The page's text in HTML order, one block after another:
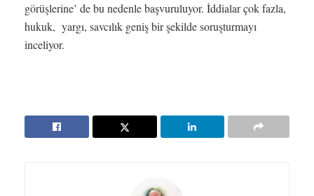
görüşlerine’ de bu nedenle başvuruluyor. İddialar çok fazla,
hukuk, yargı, savcılık geniş bir şekilde soruşturmayı
inceliyor.